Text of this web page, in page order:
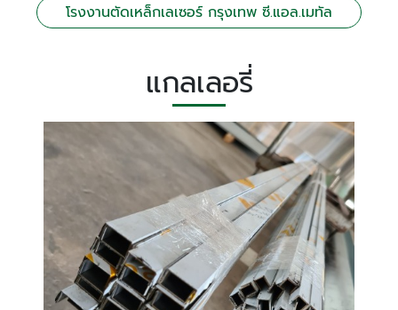
โรงงานตัดเหล็กเลเซอร์ กรุงเทพ ซี.แอล.เมทัล
แกลเลอรี่